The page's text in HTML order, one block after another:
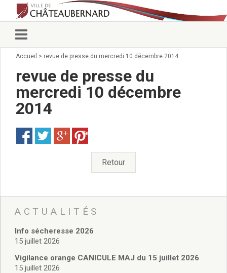
Vie municipale
Conseillers municipaux
Commissions 2026
Services municipaux
Organigramme
Pour venir nous voir
État civil/élections/formalités
Affaires Scolaires
Vie associative
Police Municipale/règlementation
Services en ligne
Accueil > revue de presse du mercredi 10 décembre 2014
revue de presse du
mercredi 10 décembre
2014
Save
Retour
ACTUALITÉS
Info sécheresse 2026
15 juillet 2026
Vigilance orange CANICULE MAJ du 15 juillet 2026
15 juillet 2026